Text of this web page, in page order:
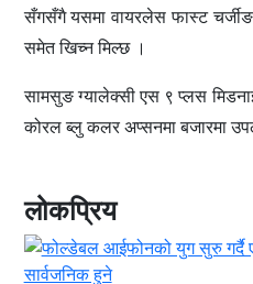
सँगसँगै यसमा वायरलेस फास्ट
समेत खिच्न मिल्छ ।
सामसुङ ग्यालेक्सी एस ९ प्लस
कोरल ब्लु कलर अप्सनमा बजारमा
लोकप्रिय